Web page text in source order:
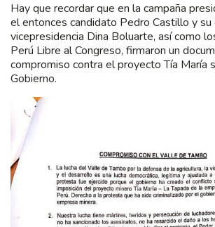
Hay que recordar que en la campaña
el entonces candidato Pedro Castillo y su
vicepresidencia Dina Boluarte, así como
Perú Libre al Congreso, firmaron un
compromiso contra el proyecto Tía María
Gobierno.